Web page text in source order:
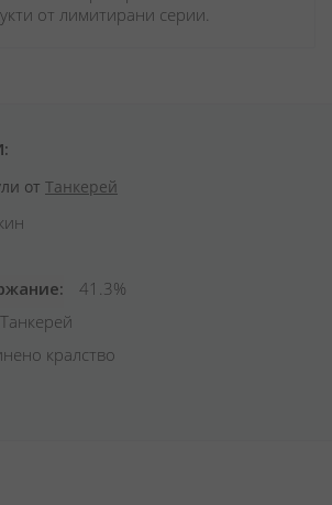
от лимитирани серии.
от Танкерей
41.3%
Танкерей
кралство